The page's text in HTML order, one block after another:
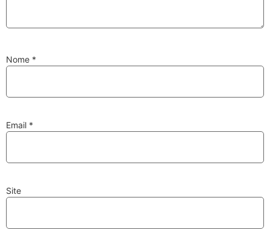
Nome *
Email *
Site
Discos e Pastilhas
Amortecedores